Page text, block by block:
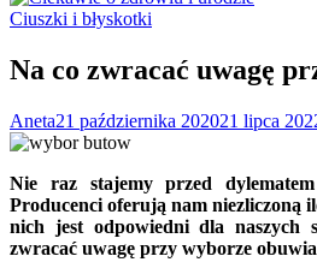
Ciuszki i błyskotki
Na co zwracać uwagę
Aneta21 października 202021 lipca
Nie raz stajemy przed
Producenci oferują nam niezliczoną
nich jest odpowiedni dla naszych
zwracać uwagę przy wyborze